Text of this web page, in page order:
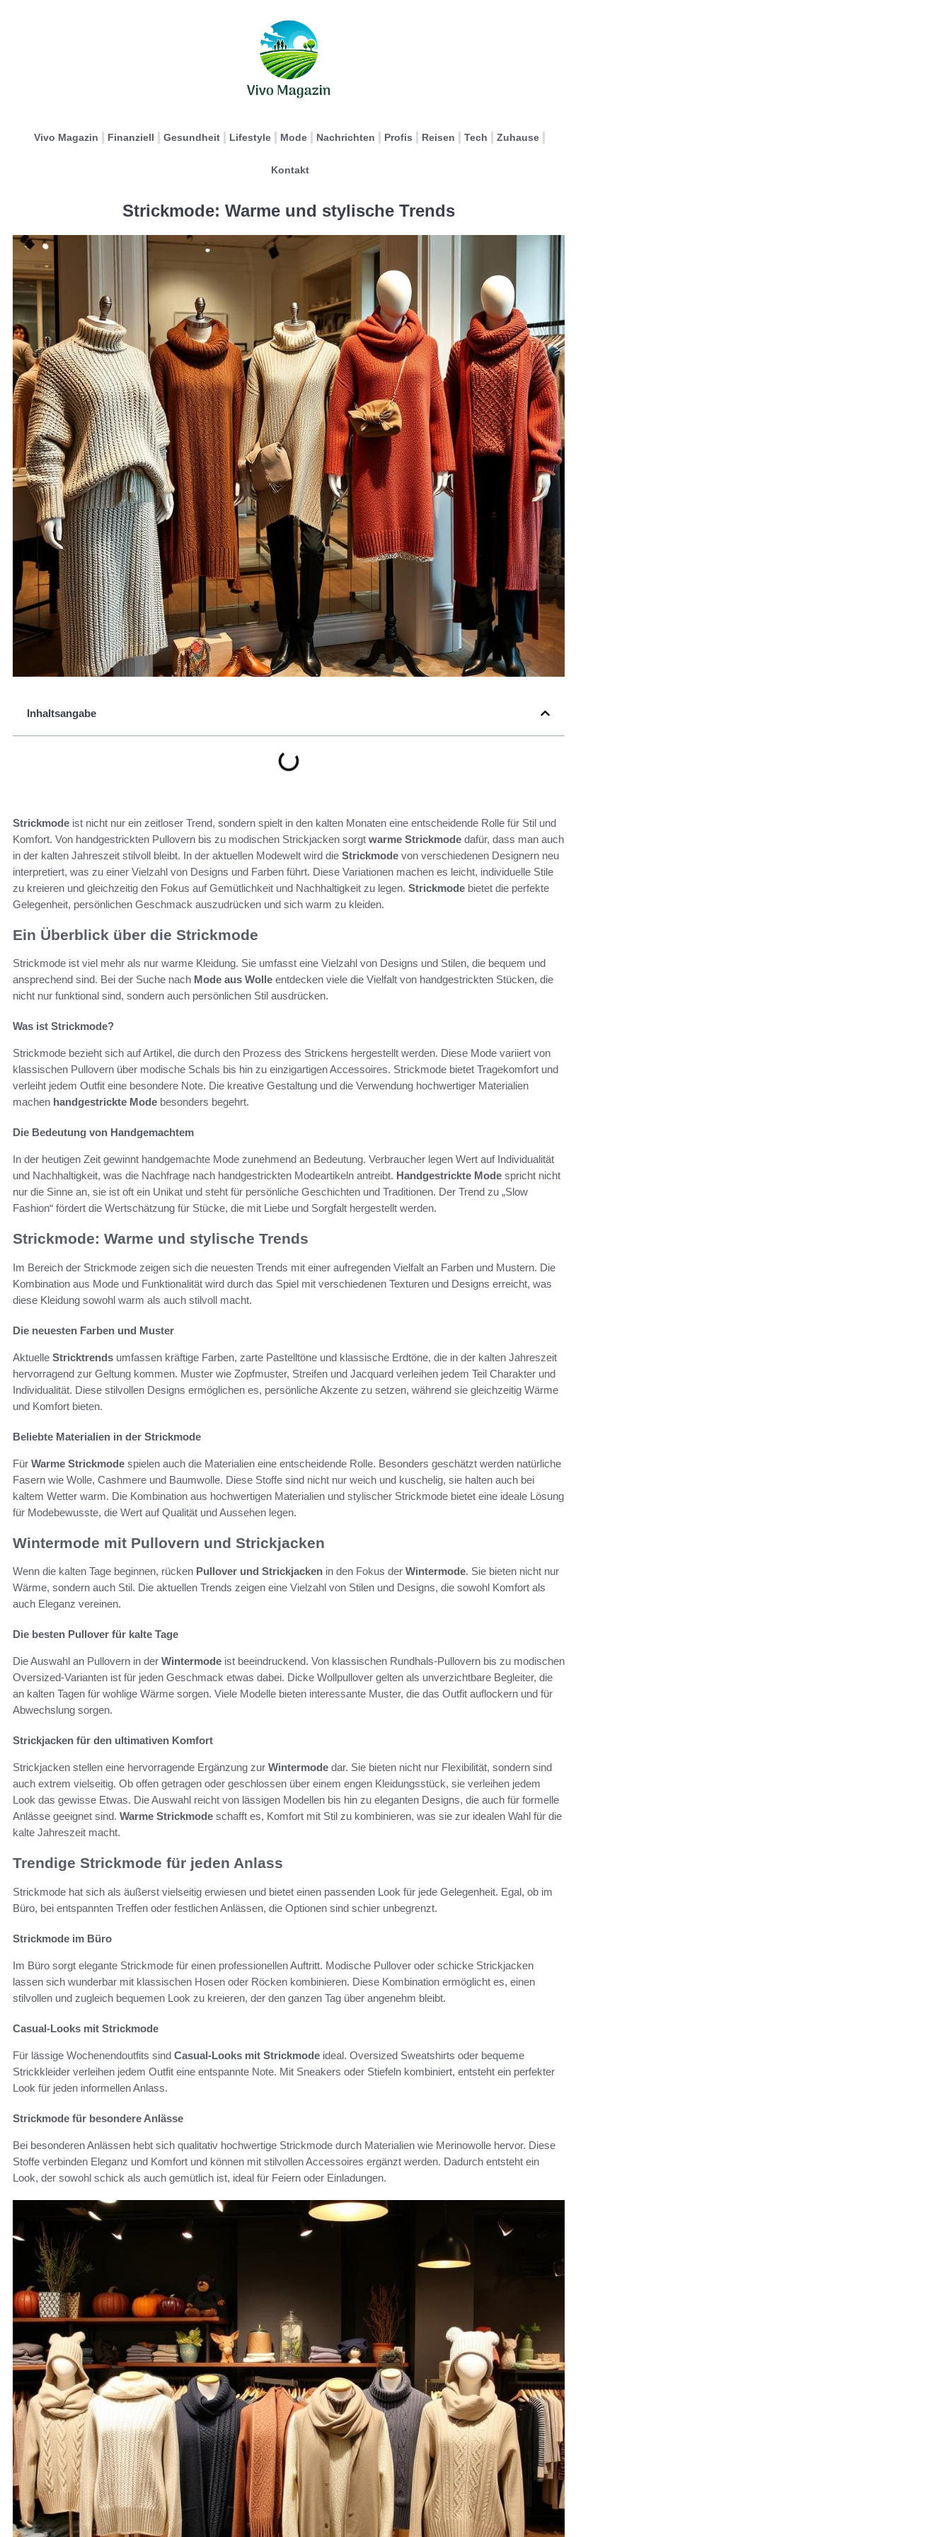
Vivo Magazin Finanziell Gesundheit Lifestyle Mode Nachrichten Profis Reisen Tech Zuhause
Kontakt
Strickmode: Warme und stylische Trends
Inhaltsangabe
Strickmode ist nicht nur ein zeitloser Trend, sondern spielt in den kalten Monaten eine entscheidende Rolle für Stil und
Komfort. Von handgestrickten Pullovern bis zu modischen Strickjacken sorgt warme Strickmode dafür, dass man auch
in der kalten Jahreszeit stilvoll bleibt. In der aktuellen Modewelt wird die Strickmode von verschiedenen Designern neu
interpretiert, was zu einer Vielzahl von Designs und Farben führt. Diese Variationen machen es leicht, individuelle Stile
zu kreieren und gleichzeitig den Fokus auf Gemütlichkeit und Nachhaltigkeit zu legen. Strickmode bietet die perfekte
Gelegenheit, persönlichen Geschmack auszudrücken und sich warm zu kleiden.
Ein Überblick über die Strickmode
Strickmode ist viel mehr als nur warme Kleidung. Sie umfasst eine Vielzahl von Designs und Stilen, die bequem und
ansprechend sind. Bei der Suche nach Mode aus Wolle entdecken viele die Vielfalt von handgestrickten Stücken, die
nicht nur funktional sind, sondern auch persönlichen Stil ausdrücken.
Was ist Strickmode?
Strickmode bezieht sich auf Artikel, die durch den Prozess des Strickens hergestellt werden. Diese Mode variiert von
klassischen Pullovern über modische Schals bis hin zu einzigartigen Accessoires. Strickmode bietet Tragekomfort und
verleiht jedem Outfit eine besondere Note. Die kreative Gestaltung und die Verwendung hochwertiger Materialien
machen handgestrickte Mode besonders begehrt.
Die Bedeutung von Handgemachtem
In der heutigen Zeit gewinnt handgemachte Mode zunehmend an Bedeutung. Verbraucher legen Wert auf Individualität
und Nachhaltigkeit, was die Nachfrage nach handgestrickten Modeartikeln antreibt. Handgestrickte Mode spricht nicht
nur die Sinne an, sie ist oft ein Unikat und steht für persönliche Geschichten und Traditionen. Der Trend zu „Slow
Fashion“ fördert die Wertschätzung für Stücke, die mit Liebe und Sorgfalt hergestellt werden.
Strickmode: Warme und stylische Trends
Im Bereich der Strickmode zeigen sich die neuesten Trends mit einer aufregenden Vielfalt an Farben und Mustern. Die
Kombination aus Mode und Funktionalität wird durch das Spiel mit verschiedenen Texturen und Designs erreicht, was
diese Kleidung sowohl warm als auch stilvoll macht.
Die neuesten Farben und Muster
Aktuelle Stricktrends umfassen kräftige Farben, zarte Pastelltöne und klassische Erdtöne, die in der kalten Jahreszeit
hervorragend zur Geltung kommen. Muster wie Zopfmuster, Streifen und Jacquard verleihen jedem Teil Charakter und
Individualität. Diese stilvollen Designs ermöglichen es, persönliche Akzente zu setzen, während sie gleichzeitig Wärme
und Komfort bieten.
Beliebte Materialien in der Strickmode
Für Warme Strickmode spielen auch die Materialien eine entscheidende Rolle. Besonders geschätzt werden natürliche
Fasern wie Wolle, Cashmere und Baumwolle. Diese Stoffe sind nicht nur weich und kuschelig, sie halten auch bei
kaltem Wetter warm. Die Kombination aus hochwertigen Materialien und stylischer Strickmode bietet eine ideale Lösung
für Modebewusste, die Wert auf Qualität und Aussehen legen.
Wintermode mit Pullovern und Strickjacken
Wenn die kalten Tage beginnen, rücken Pullover und Strickjacken in den Fokus der Wintermode. Sie bieten nicht nur
Wärme, sondern auch Stil. Die aktuellen Trends zeigen eine Vielzahl von Stilen und Designs, die sowohl Komfort als
auch Eleganz vereinen.
Die besten Pullover für kalte Tage
Die Auswahl an Pullovern in der Wintermode ist beeindruckend. Von klassischen Rundhals-Pullovern bis zu modischen
Oversized-Varianten ist für jeden Geschmack etwas dabei. Dicke Wollpullover gelten als unverzichtbare Begleiter, die
an kalten Tagen für wohlige Wärme sorgen. Viele Modelle bieten interessante Muster, die das Outfit auflockern und für
Abwechslung sorgen.
Strickjacken für den ultimativen Komfort
Strickjacken stellen eine hervorragende Ergänzung zur Wintermode dar. Sie bieten nicht nur Flexibilität, sondern sind
auch extrem vielseitig. Ob offen getragen oder geschlossen über einem engen Kleidungsstück, sie verleihen jedem
Look das gewisse Etwas. Die Auswahl reicht von lässigen Modellen bis hin zu eleganten Designs, die auch für formelle
Anlässe geeignet sind. Warme Strickmode schafft es, Komfort mit Stil zu kombinieren, was sie zur idealen Wahl für die
kalte Jahreszeit macht.
Trendige Strickmode für jeden Anlass
Strickmode hat sich als äußerst vielseitig erwiesen und bietet einen passenden Look für jede Gelegenheit. Egal, ob im
Büro, bei entspannten Treffen oder festlichen Anlässen, die Optionen sind schier unbegrenzt.
Strickmode im Büro
Im Büro sorgt elegante Strickmode für einen professionellen Auftritt. Modische Pullover oder schicke Strickjacken
lassen sich wunderbar mit klassischen Hosen oder Röcken kombinieren. Diese Kombination ermöglicht es, einen
stilvollen und zugleich bequemen Look zu kreieren, der den ganzen Tag über angenehm bleibt.
Casual-Looks mit Strickmode
Für lässige Wochenendoutfits sind Casual-Looks mit Strickmode ideal. Oversized Sweatshirts oder bequeme
Strickkleider verleihen jedem Outfit eine entspannte Note. Mit Sneakers oder Stiefeln kombiniert, entsteht ein perfekter
Look für jeden informellen Anlass.
Strickmode für besondere Anlässe
Bei besonderen Anlässen hebt sich qualitativ hochwertige Strickmode durch Materialien wie Merinowolle hervor. Diese
Stoffe verbinden Eleganz und Komfort und können mit stilvollen Accessoires ergänzt werden. Dadurch entsteht ein
Look, der sowohl schick als auch gemütlich ist, ideal für Feiern oder Einladungen.